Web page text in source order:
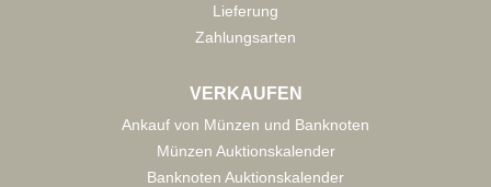
Lieferung
Zahlungsarten
VERKAUFEN
Ankauf von Münzen und Banknoten
Münzen Auktionskalender
Banknoten Auktionskalender